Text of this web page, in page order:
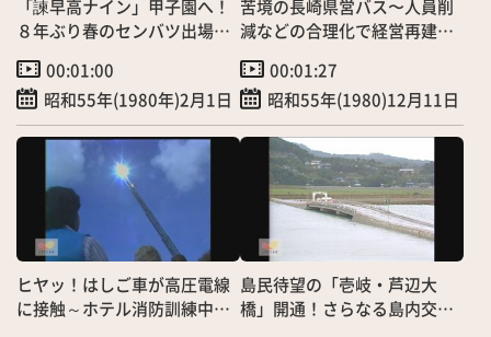
「諫早高ナイン」甲子園へ！
８年ぶり春のセンバツ出場決
00:01:00
昭和55年(1980年)2月1日
苦境の長崎県営バス〜人員削
減などの合理化で経営再建
00:01:27
昭和55年(1980)12月11日
ヒヤッ！はしご車が高圧電線
に接触～ホテル消防訓練中に
島民待望の「壱岐・芦辺大
橋」開通！さらなる島内交